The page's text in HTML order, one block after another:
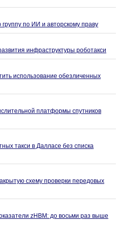
по ИИ и авторскому праву
инфраструктуры роботакси
использование обезличенных
платформы спутников
такси в Далласе без списка
схему проверки передовых
zHBM: до восьми раз выше